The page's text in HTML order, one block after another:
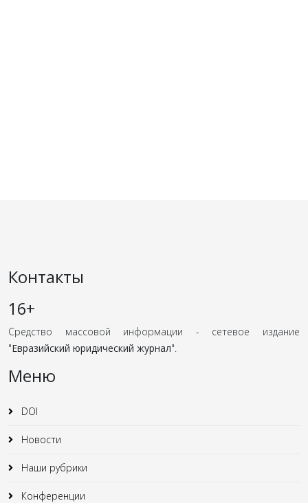
Контакты
16+
Средство массовой информации - сетевое издание
"Евразийский юридический журнал".
Меню
DOI
Новости
Наши рубрики
Конференции